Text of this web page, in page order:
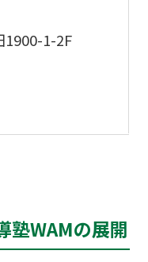
1900-1-2F
塾WAMの展開